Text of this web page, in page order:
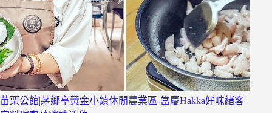
苗栗公館|茅鄉亭黃金小鎮休閒農業區-當慶Hakka好味緒客